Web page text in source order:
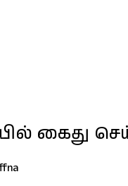
கைது